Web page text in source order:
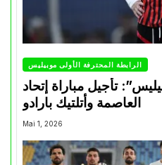
الرابطة المحترفة الأولى موبيليس
تأجيل مباراة إتحاد
العاصمة وأتلتيك بارادو
Mai 1, 2026